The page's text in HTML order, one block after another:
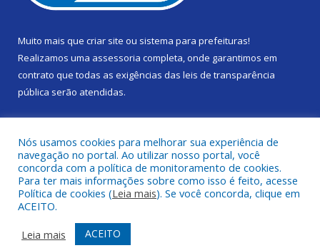
Muito mais que criar site ou sistema para prefeituras!
Realizamos uma assessoria completa, onde garantimos em
contrato que todas as exigências das leis de transparência
pública serão atendidas.
Todos os direitos reservados a Câmara Municipal de Gurupá.
Mapa do Site
Acessar Área Administrativa
Nós usamos cookies para melhorar sua experiência de
navegação no portal. Ao utilizar nosso portal, você
concorda com a política de monitoramento de cookies.
Para ter mais informações sobre como isso é feito, acesse
Política de cookies (Leia mais). Se você concorda, clique em
ACEITO.
Leia mais
ACEITO